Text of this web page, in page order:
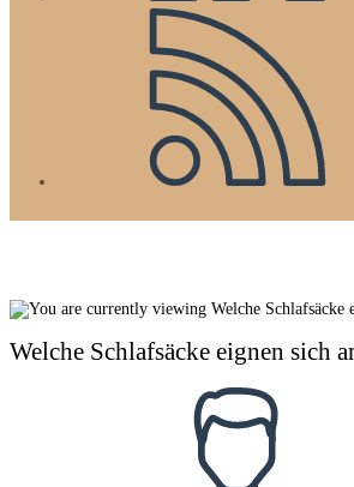
Welche Schlafsäcke eignen sich